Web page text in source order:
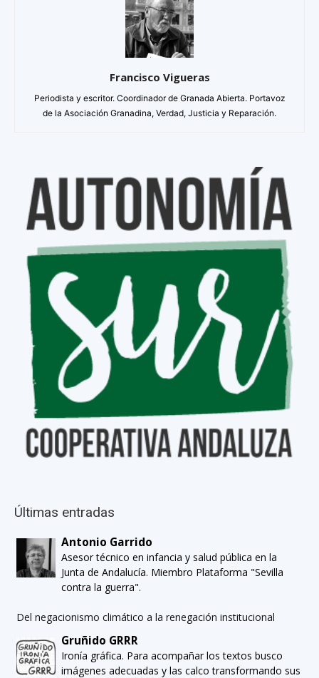
Francisco Vigueras
Periodista y escritor. Coordinador de Granada Abierta. Portavoz
de la Asociación Granadina, Verdad, Justicia y Reparación.
Últimas entradas
Antonio Garrido
Asesor técnico en infancia y salud pública en la
Junta de Andalucía. Miembro Plataforma "Sevilla
contra la guerra".
Del negacionismo climático a la renegación institucional
Gruñido GRRR
Ironía gráfica. Para acompañar los textos busco
imágenes adecuadas y las calco transformando sus